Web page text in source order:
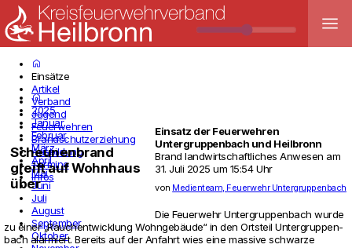
menu
home
Einsätze
Artikel
Verband
Jugend
Feuerwehren
Brandschutzerziehung
Ausbildung
Termine
Infos
home
2025
Januar
Februar
März
April
Mai
Juni
Juli
August
September
Oktober
Scheunenbrand
greift auf Wohnhaus
über
Einsatz der Feuerwehren
Untergruppenbach und Heilbronn
Brand landwirtschaftliches Anwesen am
31. Juli 2025 um 15:54 Uhr
von Medienteam, Feuerwehr Untergruppenbach
Die Feu­er­wehr Unter­grup­pen­bach wurde
zu einer „Rauch­ent­wick­lung Wohngebäude“ in den Orts­teil Unter­grup­pen­
bach alar­miert. Bereits auf der Anfahrt wies eine mas­sive schwarze